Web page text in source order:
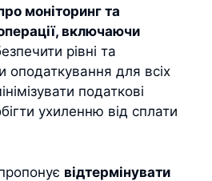
моніторинг та
включаючи
рівні та
оподаткування для всіх
податкові
ухиленню від сплати
відтермінувати